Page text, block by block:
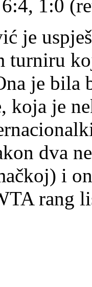
1:0
je
turniru
je bila
koja je
dva
i
rang